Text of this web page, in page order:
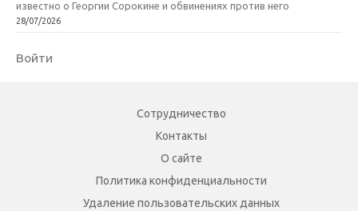
известно о Георгии Сорокине и обвинениях против него
28/07/2026
Войти
Сотрудничество
Контакты
О сайте
Политика конфиденциальности
Удаление пользовательских данных